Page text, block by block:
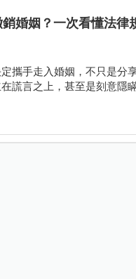
婚姻？一次看懂法律
攜手走入婚姻，不只是分
謊言之上，甚至是刻意隱